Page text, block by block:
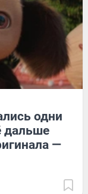
одни
дальше
—